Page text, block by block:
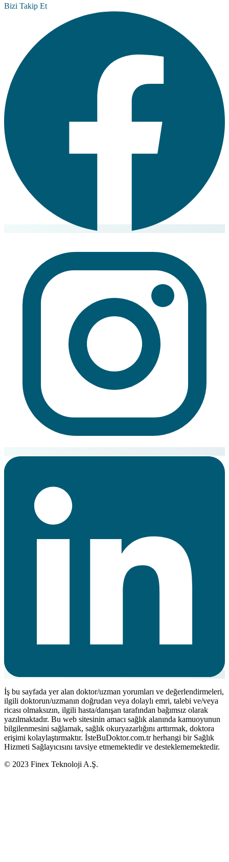
Bizi Takip Et
İş bu sayfada yer alan doktor/uzman yorumları ve değerlendirmeleri,
ilgili doktorun/uzmanın doğrudan veya dolaylı emri, talebi ve/veya
ricası olmaksızın, ilgili hasta/danışan tarafından bağımsız olarak
yazılmaktadır. Bu web sitesinin amacı sağlık alanında kamuoyunun
bilgilenmesini sağlamak, sağlık okuryazarlığını arttırmak, doktora
erişimi kolaylaştırmaktır. İsteBuDoktor.com.tr herhangi bir Sağlık
Hizmeti Sağlayıcısını tavsiye etmemektedir ve desteklememektedir.
© 2023 Finex Teknoloji A.Ş.